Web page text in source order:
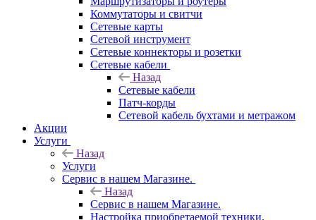
Коммутаторы и свитчи
Сетевые карты
Сетевой инструмент
Сетевые коннекторы и розетки
Сетевые кабели
Назад
Сетевые кабели
Патч-корды
Сетевой кабель бухтами и метражом
Акции
Услуги
Назад
Услуги
Сервис в нашем Магазине.
Назад
Сервис в нашем Магазине.
Настройка приобретаемой техники.